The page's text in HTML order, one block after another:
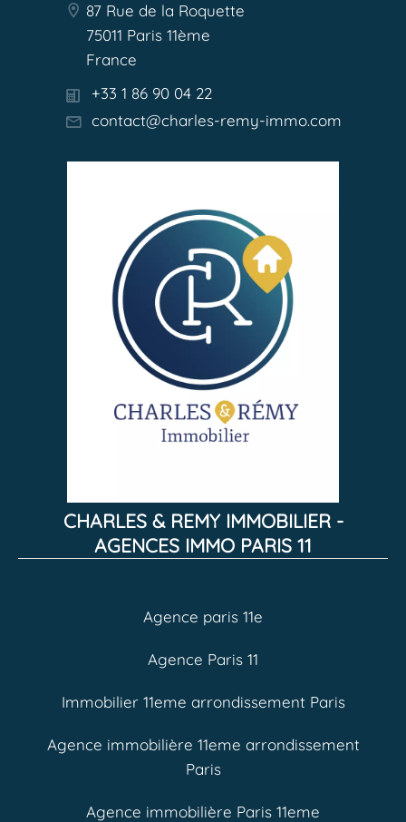
87 Rue de la Roquette
75011 Paris 11ème
France
+33 1 86 90 04 22
contact@charles-remy-immo.com
CHARLES & REMY IMMOBILIER -
AGENCES IMMO PARIS 11
Agence paris 11e
Agence Paris 11
Immobilier 11eme arrondissement Paris
Agence immobilière 11eme arrondissement
Paris
Agence immobilière Paris 11eme